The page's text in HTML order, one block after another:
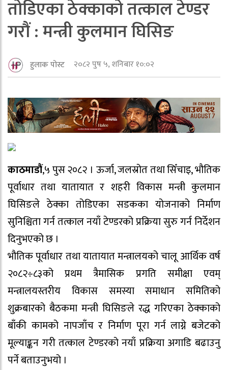
तोडिएका ठेक्काको तत्काल टेण्डर
गरौं : मन्त्री कुलमान घिसिङ
हुलाक पोस्ट २०८२ पुष ५, शनिबार १०:०२
काठमाडौं,५ पुस २०८२ । ऊर्जा, जलस्रोत तथा सिँचाइ, भौतिक
पूर्वाधार तथा यातायात र शहरी विकास मन्त्री कुलमान
घिसिङले ठेक्का तोडिएका सडकका योजनाको निर्माण
सुनिश्चिता गर्न तत्काल नयाँ टेण्डरको प्रक्रिया सुरु गर्न निर्देशन
दिनुभएको छ ।
भौतिक पूर्वाधार तथा यातायात मन्त्रालयको चालू आर्थिक वर्ष
२०८२÷८३को प्रथम त्रैमासिक प्रगति समीक्षा एवम्
मन्त्रालयस्तरीय विकास समस्या समाधान समितिको
शुक्रबारको बैठकमा मन्त्री घिसिङले रद्ध गरिएका ठेक्काको
बाँकी कामको नापजाँच र निर्माण पूरा गर्न लाग्ने बजेटको
मूल्याङ्कन गरी तत्काल टेण्डरको नयाँ प्रक्रिया अगाडि बढाउनु
पर्ने बताउनुभयो ।